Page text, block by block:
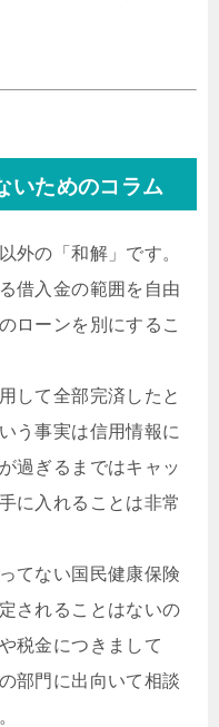
いためのコラム
外の「和解」です。
借入金の範囲を自由
ローンを別にするこ
して全部完済したと
う事実は信用情報に
過ぎるまではキャッ
に入れることは非常
てない国民健康保険
されることはないの
税金につきまして
部門に出向いて相談